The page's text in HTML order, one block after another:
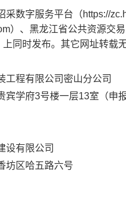
采数字服务平台（https://
）、黑龙江省公共资源交
上同时发布。其它网址转载
工程有限公司密山分公司
宾学府3号楼一层13室（申
设有限公司
坊区哈五路六号